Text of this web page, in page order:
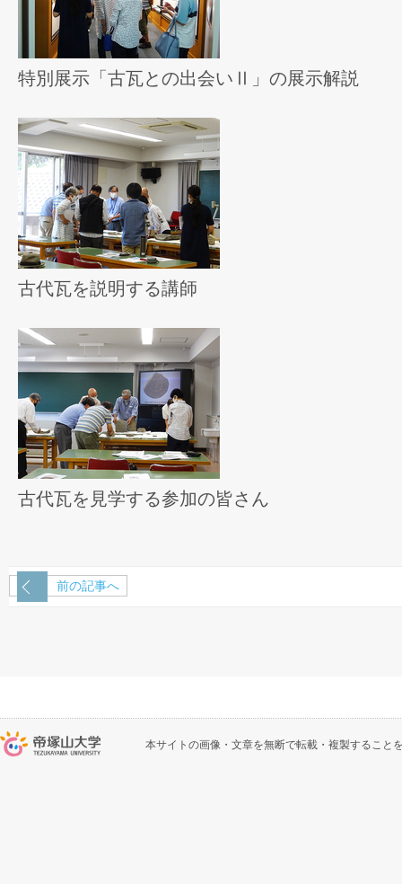
特別展示「古瓦との出会いⅡ」の展示解説
古代瓦を説明する講師
古代瓦を見学する参加の皆さん
前の記事へ
本サイトの画像・文章を無断で転載・複製すること